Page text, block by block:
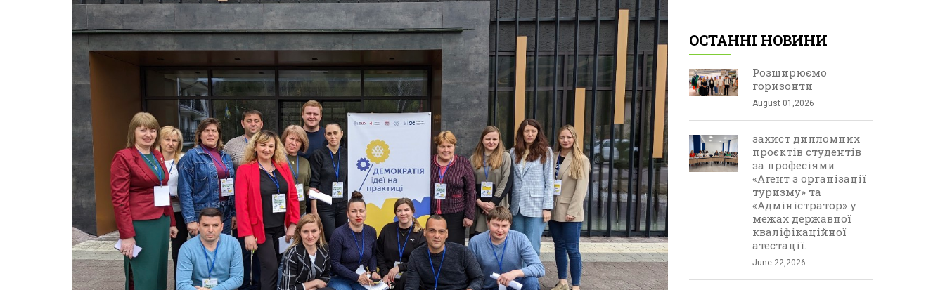
ОСТАННІ НОВИНИ
Розширюємо
горизонти
August 01,2026
захист дипломних
проєктів студентів
за професіями
«Агент з організації
туризму» та
«Адміністратор» у
межах державної
кваліфікаційної
атестації.
June 22,2026